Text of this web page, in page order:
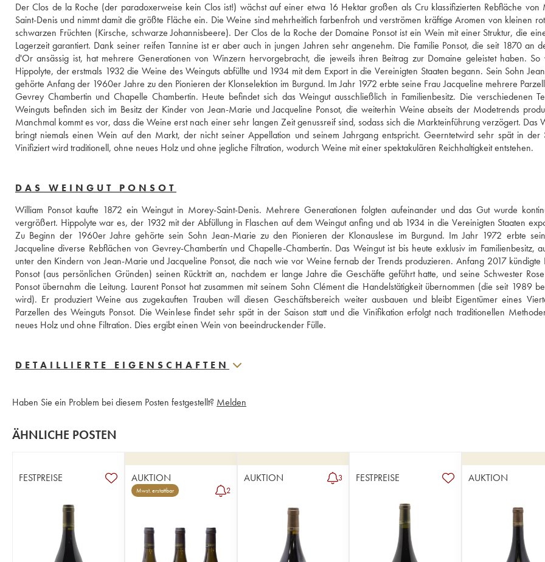
Der Clos de la Roche (der paradoxerweise kein Clos ist!) wächst auf einer etwa 16 Hektar großen als Cru klassifizierten Rebfläche von
Saint-Denis und nimmt damit die größte Fläche ein. Die Weine sind mehrheitlich farbenfroh und verströmen kräftige Aromen von kleinen
schwarzen Früchten (Kirsche, schwarze Johannisbeere). Der Clos de la Roche der Domaine Ponsot ist ein Wein mit einer Struktur, die
Lagerzeit garantiert. Dank seiner reifen Tannine ist er aber auch in jungen Jahren sehr angenehm. Die Familie Ponsot, die seit 1870 an
d'Or ansässig ist, hat mehrere Generationen von Winzern hervorgebracht, die jeweils ihren Beitrag zur Domaine geleistet haben. So
Hippolyte, der erstmals 1932 die Weine des Weinguts abfüllte und 1934 mit dem Export in die Vereinigten Staaten begann. Sein Sohn
gehörte Anfang der 1960er Jahre zu den Pionieren der Klonselektion im Burgund. Im Jahr 1972 erbte seine Frau Jacqueline mehrere
Gevrey Chambertin und Chapelle Chambertin. Heute befindet sich das Weingut ausschließlich in Familienbesitz. Die verschiedenen
Weinguts befinden sich im Besitz der Kinder von Jean-Marie und Jacqueline Ponsot, die weiterhin Weine abseits der Modetrends
Manchmal kommt es vor, dass die Weine erst nach einer sehr langen Zeit genussreif sind, sodass sich die Markteinführung verzögert. Das
bringt niemals einen Wein auf den Markt, der nicht seiner Appellation und seinem Jahrgang entspricht. Geerntetwird sehr spät in der
Vinifiziert wird traditionell, ohne neues Holz und ohne jegliche Filtration, wodurch Weine mit einer spektakulären Reichhaltigkeit entstehen.
DAS WEINGUT PONSOT
William Ponsot kaufte 1872 ein Weingut in Morey-Saint-Denis. Mehrere Generationen folgten aufeinander und das Gut wurde
vergrößert. Hippolyte war es, der 1932 mit der Abfüllung in Flaschen auf dem Weingut anfing und ab 1934 in die Vereinigten Staaten
Zu Beginn der 1960er Jahre gehörte sein Sohn Jean-Marie zu den Pionieren der Klonauslese im Burgund. Im Jahr 1972 erbte
Jacqueline diverse Rebflächen von Gevrey-Chambertin und Chapelle-Chambertin. Das Weingut ist bis heute exklusiv im Familienbesitz,
unter den Kindern von Jean-Marie und Jacqueline Ponsot, die nach wie vor Weine fernab der Trends produzieren. Anfang 2017 kündigte
Ponsot (aus persönlichen Gründen) seinen Rücktritt an, nachdem er lange Jahre die Geschäfte geführt hatte, und seine Schwester
Ponsot übernahm die Leitung. Laurent Ponsot hat zusammen mit seinem Sohn Clément die Handelstätigkeit übernommen (die seit 1989
wird). Er produziert Weine aus zugekauften Trauben will diesen Geschäftsbereich weiter ausbauen und bleibt Eigentümer eines
Parzellen des Weinguts Ponsot. Die Weinlese findet sehr spät in der Saison statt und die Vinifikation erfolgt nach traditionellen
neues Holz und ohne Filtration. Dies ergibt einen Wein von beeindruckender Fülle.
DETAILLIERTE EIGENSCHAFTEN
Haben Sie ein Problem bei diesem Posten festgestellt? Melden
ÄHNLICHE POSTEN
FESTPREISE AUKTION
Mwst. erstattbar 2
AUKTION 3 FESTPREISE AUKTION